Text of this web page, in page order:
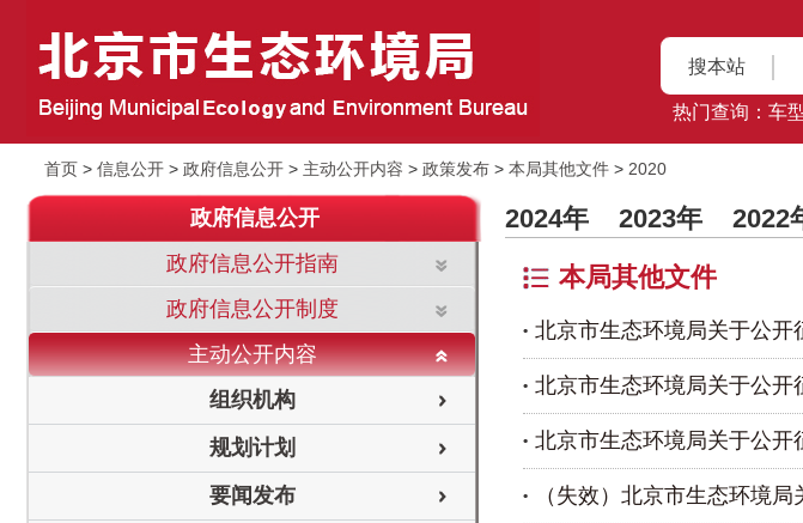
搜本站
热门查询： 车
首页 > 信息公开 > 政府信息公开 > 主动公开内容 > 政策发布 > 本局其他文件 > 2020
政府信息公开
政府信息公开指南
政府信息公开制度
主动公开内容
组织机构
规划计划
要闻发布
2024年 2023年 2022
本局其他文件
北京市生态环境局关于公开
北京市生态环境局关于公开
北京市生态环境局关于公开
（失效）北京市生态环境